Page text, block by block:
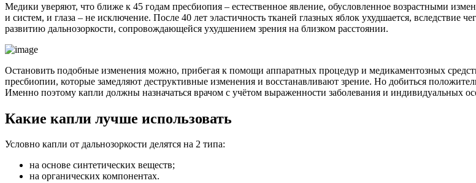
Медики уверяют, что ближе к 45 годам пресбиопия – естественное явление, обусловленное возрастными
и систем, и глаза – не исключение. После 40 лет эластичность тканей глазных яблок ухудшается,
развитию дальнозоркости, сопровождающейся ухудшением зрения на близком расстоянии.
Остановить подобные изменения можно, прибегая к помощи аппаратных процедур и медикаментозных
пресбиопии, которые замедляют деструктивные изменения и восстанавливают зрение. Но добиться
Именно поэтому капли должны назначаться врачом с учётом выраженности заболевания и индивидуальных
Какие капли лучше использовать
Условно капли от дальнозоркости делятся на 2 типа:
на основе синтетических веществ;
на органических компонентах.